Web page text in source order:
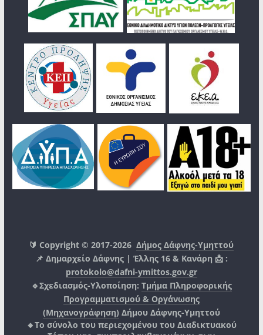
🔰 Copyright © 2017-2026Δήμος Δάφνης-Υμηττού
📌 Δημαρχείο Δάφνης | Έλλης 16 & Κανάρη 📩 :
protokolo@dafni-ymittos.gov.gr
🔹Σχεδιασμός-Υλοποίηση: Τμήμα Πληροφορικής
Προγραμματισμού & Οργάνωσης
(Μηχανογράφηση) Δήμου Δάφνης-Υμηττού
🔸Το σύνολο του περιεχομένου του Διαδικτυακού